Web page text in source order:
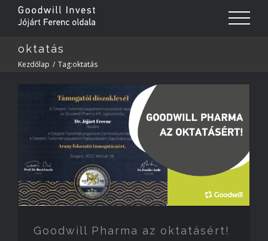
oktatás
Kezdőlap / Tag:oktatás
Goodwill Pharma az oktatásért!